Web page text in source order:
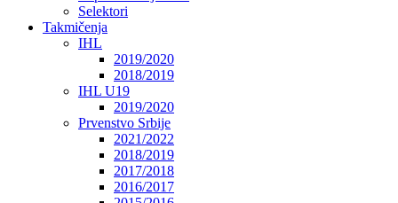
Selektori
Takmičenja
IHL
2019/2020
2018/2019
IHL U19
2019/2020
Prvenstvo Srbije
2021/2022
2018/2019
2017/2018
2016/2017